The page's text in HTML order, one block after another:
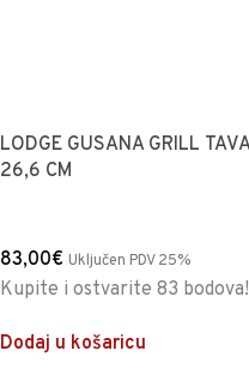
LODGE GUSANA GRILL TAVA
26,6 CM
83,00€ Uključen PDV 25%
Kupite i ostvarite 83 bodova!
Dodaj u košaricu